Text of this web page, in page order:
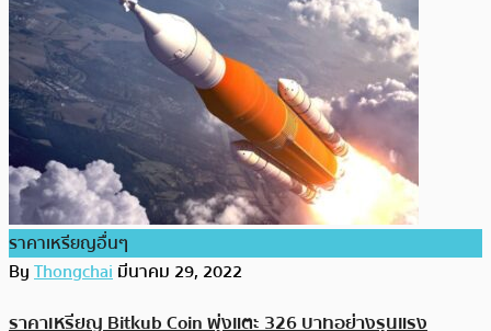
ราคาเหรียญอื่นๆ
ByThongchaiมีนาคม 29, 2022
ราคาเหรียญ Bitkub Coin พุ่งแตะ 326 บาทอย่างรุนแรง